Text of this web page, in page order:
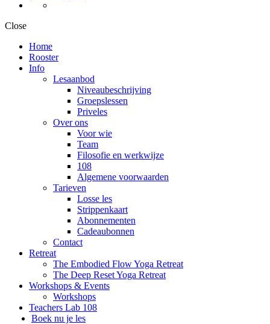
Close
Home
Rooster
Info
Lesaanbod
Niveaubeschrijving
Groepslessen
Priveles
Over ons
Voor wie
Team
Filosofie en werkwijze
108
Algemene voorwaarden
Tarieven
Losse les
Strippenkaart
Abonnementen
Cadeaubonnen
Contact
Retreat
The Embodied Flow Yoga Retreat
The Deep Reset Yoga Retreat
Workshops & Events
Workshops
Teachers Lab 108
Boek nu je les